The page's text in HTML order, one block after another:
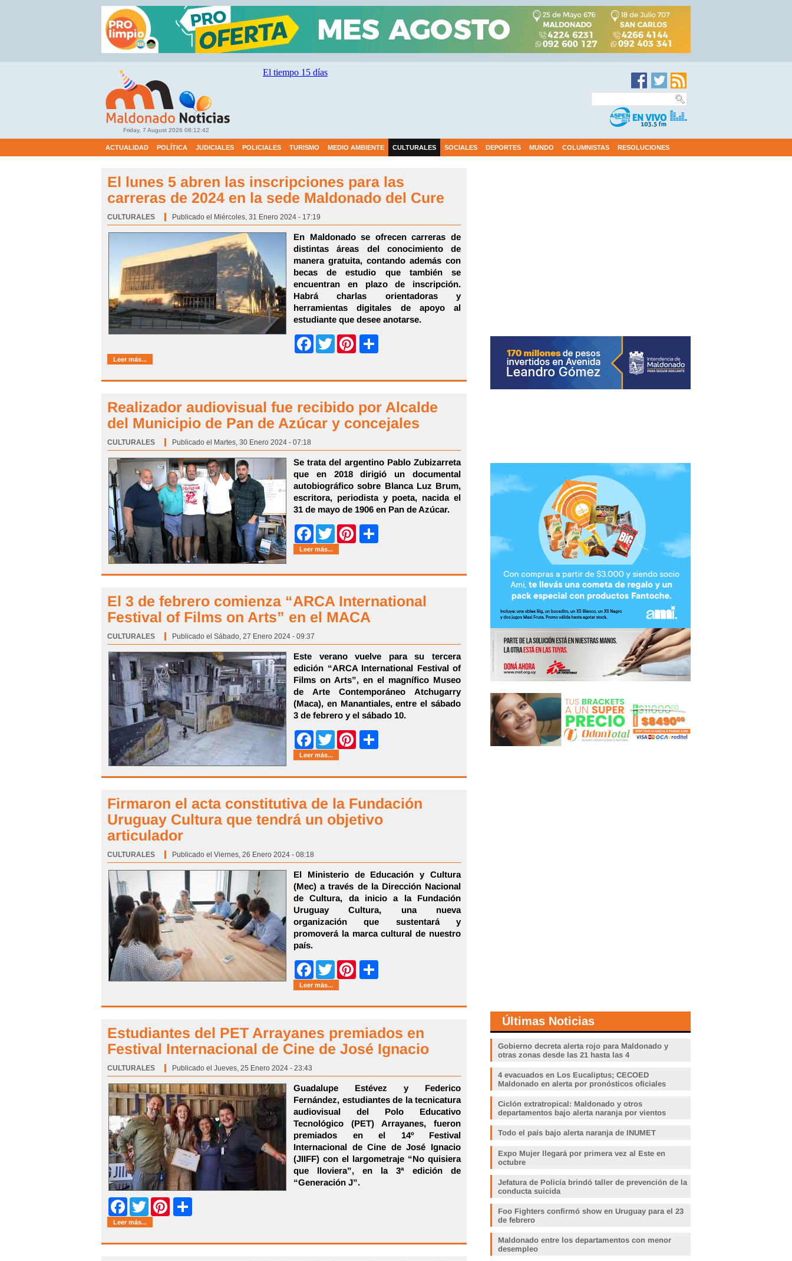
Friday, 7 August 2026 08:12:43
ACTUALIDAD POLÍTICA JUDICIALES POLICIALES TURISMO MEDIO AMBIENTE CULTURALES SOCIALES DEPORTES MUNDO COLUMNISTAS RESOLUCIONES
El lunes 5 abren las inscripciones para las
carreras de 2024 en la sede Maldonado del Cure
CULTURALES Publicado el Miércoles, 31 Enero 2024 - 17:19
En Maldonado se ofrecen carreras de
distintas áreas del conocimiento de
manera gratuita, contando además con
becas de estudio que también se
encuentran en plazo de inscripción.
Habrá charlas orientadoras y
herramientas digitales de apoyo al
estudiante que desee anotarse.
FacebookTwitter Pinterest
Leer más...
Realizador audiovisual fue recibido por Alcalde
del Municipio de Pan de Azúcar y concejales
CULTURALES Publicado el Martes, 30 Enero 2024 - 07:18
Se trata del argentino Pablo Zubizarreta
que en 2018 dirigió un documental
autobiográfico sobre Blanca Luz Brum,
escritora, periodista y poeta, nacida el
31 de mayo de 1906 en Pan de Azúcar.
FacebookTwitter Pinterest
Leer más...
El 3 de febrero comienza “ARCA International
Festival of Films on Arts” en el MACA
CULTURALES Publicado el Sábado, 27 Enero 2024 - 09:37
Este verano vuelve para su tercera
edición “ARCA International Festival of
Films on Arts”, en el magnífico Museo
de Arte Contemporáneo Atchugarry
(Maca), en Manantiales, entre el sábado
3 de febrero y el sábado 10.
FacebookTwitter Pinterest
Leer más...
Firmaron el acta constitutiva de la Fundación
Uruguay Cultura que tendrá un objetivo
articulador
CULTURALES Publicado el Viernes, 26 Enero 2024 - 08:18
El Ministerio de Educación y Cultura
(Mec) a través de la Dirección Nacional
de Cultura, da inicio a la Fundación
Uruguay Cultura, una nueva
organización que sustentará y
promoverá la marca cultural de nuestro
país.
FacebookTwitter Pinterest
Leer más...
Estudiantes del PET Arrayanes premiados en
Festival Internacional de Cine de José Ignacio
CULTURALES Publicado el Jueves, 25 Enero 2024 - 23:43
Guadalupe Estévez y Federico
Fernández, estudiantes de la tecnicatura
audiovisual del Polo Educativo
Tecnológico (PET) Arrayanes, fueron
premiados en el 14º Festival
Internacional de Cine de José Ignacio
(JIIFF) con el largometraje “No quisiera
que lloviera”, en la 3ª edición de
“Generación J”.
FacebookTwitter Pinterest
Leer más...
Últimas Noticias
Gobierno decreta alerta rojo para Maldonado y
otras zonas desde las 21 hasta las 4
4 evacuados en Los Eucaliptus; CECOED
Maldonado en alerta por pronósticos oficiales
Ciclón extratropical: Maldonado y otros
departamentos bajo alerta naranja por vientos
Todo el país bajo alerta naranja de INUMET
Expo Mujer llegará por primera vez al Este en
octubre
Jefatura de Policía brindó taller de prevención de la
conducta suicida
Foo Fighters confirmó show en Uruguay para el 23
de febrero
Maldonado entre los departamentos con menor
desempleo